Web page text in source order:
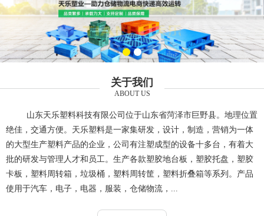
关于我们
ABOUT US
山东天乐塑料科技有限公司位于山东省菏泽市巨野县。地理位置
绝佳，交通方便。天乐塑料是一家集研发，设计，制造，营销为一体
的大型生产塑料产品的企业，公司有注塑成型的设备十多台，有着大
批的研发与管理人才和员工。生产各款塑胶地台板，塑胶托盘，塑胶
卡板，塑料周转箱，垃圾桶，塑料周转筐，塑料折叠箱等系列。产品
使用于汽车，电子，电器，服装，仓储物流，...